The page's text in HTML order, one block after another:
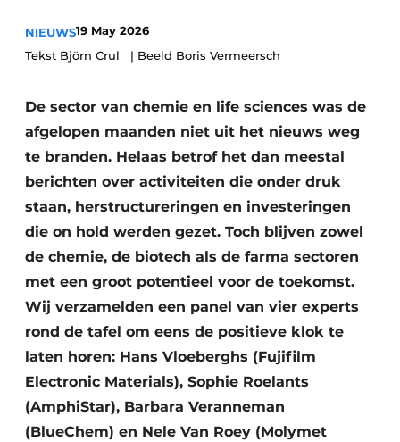
NIEUWS19 May 2026
Tekst Björn Crul | Beeld Boris Vermeersch
De sector van chemie en life sciences was de
afgelopen maanden niet uit het nieuws weg
te branden. Helaas betrof het dan meestal
berichten over activiteiten die onder druk
staan, herstructureringen en investeringen
die on hold werden gezet. Toch blijven zowel
de chemie, de biotech als de farma sectoren
met een groot potentieel voor de toekomst.
Wij verzamelden een panel van vier experts
rond de tafel om eens de positieve klok te
laten horen: Hans Vloeberghs (Fujifilm
Electronic Materials), Sophie Roelants
(AmphiStar), Barbara Veranneman
(BlueChem) en Nele Van Roey (Molymet